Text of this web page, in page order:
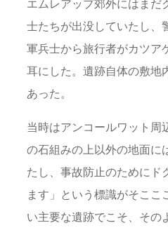
エムレアップ郊外にはまだ
士たちが出没していたし、
軍兵士から旅行者がカツア
耳にした。遺跡自体の敷地
あった。
当時はアンコールワット周
の石組みの上以外の地面に
たし、事故防止のためにド
ます」という標識がそここ
い主要な遺跡でこそ、その